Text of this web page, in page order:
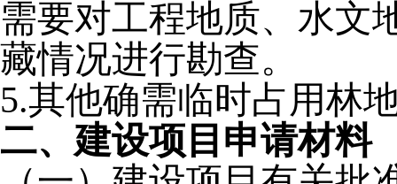
需要对工程地质、水文
藏情况进行勘查。
5.其他确需临时占用林
二、建设项目申请材料